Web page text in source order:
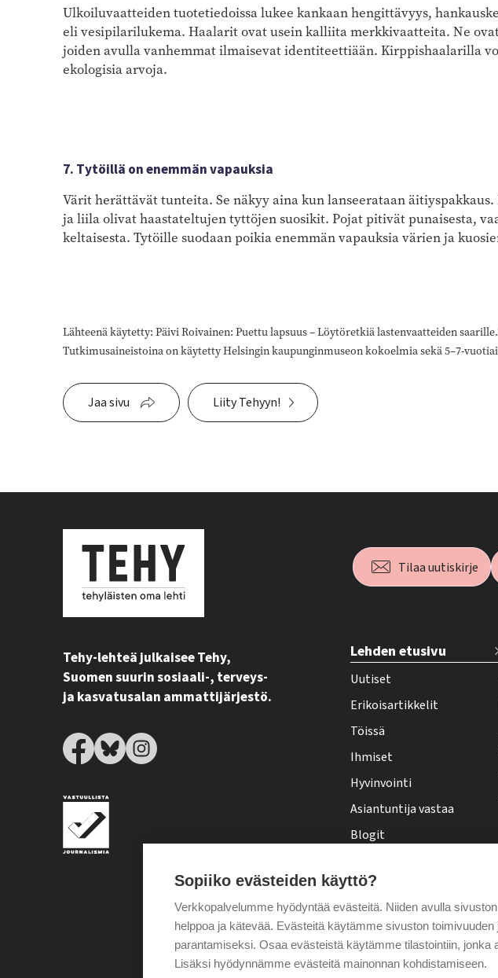
Ulkoiluvaatteiden tuotetiedoissa lukee kankaan hengittävyys,
eli vesipilarilukema. Haalarit ovat usein kalliita merkkivaatteita. Ne
joiden avulla vanhemmat ilmaisevat identiteettiään. Kirppishaalarilla
ekologisia arvoja.
7. Tytöillä on enemmän vapauksia
Värit herättävät tunteita. Se näkyy aina kun lanseerataan
ja liila olivat haastateltujen tyttöjen suosikit. Pojat pitivät punaisesta,
keltaisesta. Tytöille suodaan poikia enemmän vapauksia värien ja
Lähteenä käytetty: Päivi Roivainen: Puettu lapsuus – Löytöretkiä lastenvaatteiden
Tutkimusaineistoina on käytetty Helsingin kaupunginmuseon kokoelmia sekä 5–7-
Jaa sivu Liity Tehyyn!
Tehy-lehteä julkaisee Tehy,
Suomen suurin sosiaali-, terveys-
ja kasvatusalan ammattijärjestö.
Tilaa uutiskirje
e
h
y
-
l
e
h
t
f
o
o
t
Lehden etusivu
Uutiset
Erikoisartikkelit
Töissä
Ihmiset
Hyvinvointi
Asiantuntija vastaa
Blogit
Pääkirjoitus
Puheenjohtajalta
Sopiiko evästeiden käyttö?
Verkkopalvelumme hyödyntää evästeitä. Niiden avulla
helppoa ja kätevää. Evästeitä käytämme sivuston
parantamiseksi. Osaa evästeistä käytämme tilastointiin, jonka
Lisäksi hyödynnämme evästeitä mainonnan kohdistamiseen.